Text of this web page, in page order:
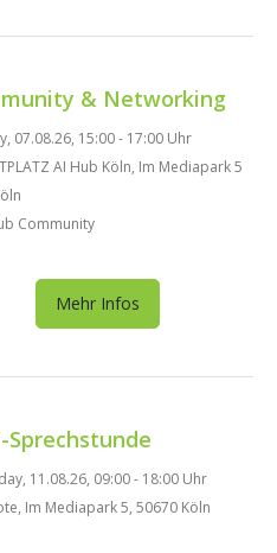
& Networking
07.08.26, 15:00 - 17:00 Uhr
AI Hub Köln, Im Mediapark 5
Community
Mehr Infos
Sprechstunde
11.08.26, 09:00 - 18:00 Uhr
Im Mediapark 5, 50670 Köln